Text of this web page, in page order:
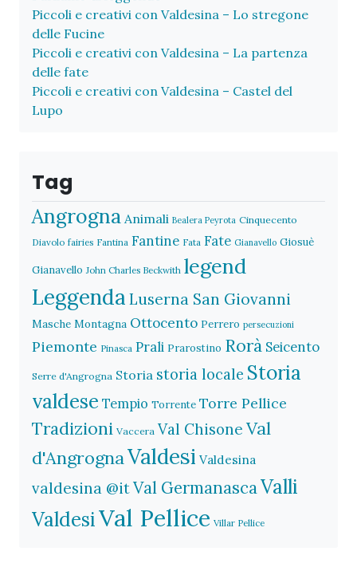
Piccoli e creativi con Valdesina – Lo stregone
delle Fucine
Piccoli e creativi con Valdesina – La partenza
delle fate
Piccoli e creativi con Valdesina – Castel del
Lupo
Tag
Angrogna Animali Bealera Peyrota Cinquecento
Diavolo fairies Fantina Fantine Fata Fate Gianavello Giosuè
Gianavello John Charles Beckwith legend
Leggenda Luserna San Giovanni
Masche Montagna Ottocento Perrero persecuzioni
Piemonte Pinasca Prali Prarostino Rorà Seicento
Serre d'Angrogna Storia storia locale Storia
valdese Tempio Torrente Torre Pellice
Tradizioni Vaccera Val Chisone Val
d'AngrognaValdesi Valdesina
valdesina @itVal GermanascaValli
ValdesiVal Pellice Villar Pellice